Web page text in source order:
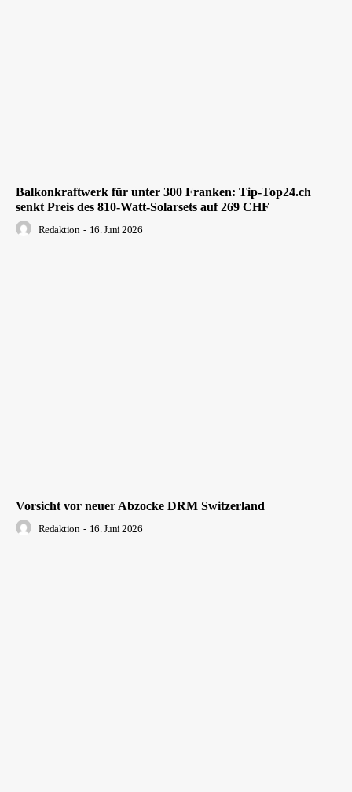
Balkonkraftwerk für unter 300 Franken: Tip-Top24.ch
senkt Preis des 810-Watt-Solarsets auf 269 CHF
Redaktion - 16. Juni 2026
Vorsicht vor neuer Abzocke DRM Switzerland
Redaktion - 16. Juni 2026